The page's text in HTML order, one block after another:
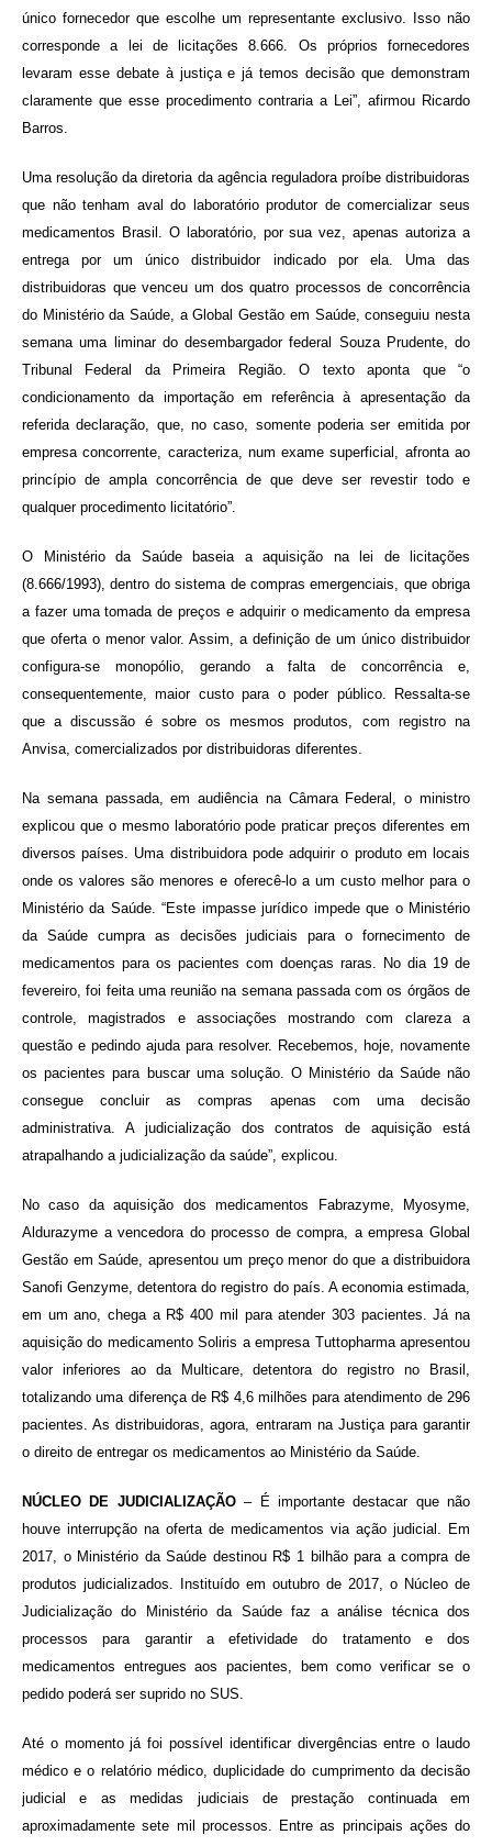
único fornecedor que escolhe um representante exclusivo. Isso não
corresponde a lei de licitações 8.666. Os próprios fornecedores
levaram esse debate à justiça e já temos decisão que demonstram
claramente que esse procedimento contraria a Lei”, afirmou Ricardo
Barros.
Uma resolução da diretoria da agência reguladora proíbe distribuidoras
que não tenham aval do laboratório produtor de comercializar seus
medicamentos Brasil. O laboratório, por sua vez, apenas autoriza a
entrega por um único distribuidor indicado por ela. Uma das
distribuidoras que venceu um dos quatro processos de concorrência
do Ministério da Saúde, a Global Gestão em Saúde, conseguiu nesta
semana uma liminar do desembargador federal Souza Prudente, do
Tribunal Federal da Primeira Região. O texto aponta que “o
condicionamento da importação em referência à apresentação da
referida declaração, que, no caso, somente poderia ser emitida por
empresa concorrente, caracteriza, num exame superficial, afronta ao
princípio de ampla concorrência de que deve ser revestir todo e
qualquer procedimento licitatório”.
O Ministério da Saúde baseia a aquisição na lei de licitações
(8.666/1993), dentro do sistema de compras emergenciais, que obriga
a fazer uma tomada de preços e adquirir o medicamento da empresa
que oferta o menor valor. Assim, a definição de um único distribuidor
configura-se monopólio, gerando a falta de concorrência e,
consequentemente, maior custo para o poder público. Ressalta-se
que a discussão é sobre os mesmos produtos, com registro na
Anvisa, comercializados por distribuidoras diferentes.
Na semana passada, em audiência na Câmara Federal, o ministro
explicou que o mesmo laboratório pode praticar preços diferentes em
diversos países. Uma distribuidora pode adquirir o produto em locais
onde os valores são menores e oferecê-lo a um custo melhor para o
Ministério da Saúde. “Este impasse jurídico impede que o Ministério
da Saúde cumpra as decisões judiciais para o fornecimento de
medicamentos para os pacientes com doenças raras. No dia 19 de
fevereiro, foi feita uma reunião na semana passada com os órgãos de
controle, magistrados e associações mostrando com clareza a
questão e pedindo ajuda para resolver. Recebemos, hoje, novamente
os pacientes para buscar uma solução. O Ministério da Saúde não
consegue concluir as compras apenas com uma decisão
administrativa. A judicialização dos contratos de aquisição está
atrapalhando a judicialização da saúde”, explicou.
No caso da aquisição dos medicamentos Fabrazyme, Myosyme,
Aldurazyme a vencedora do processo de compra, a empresa Global
Gestão em Saúde, apresentou um preço menor do que a distribuidora
Sanofi Genzyme, detentora do registro do país. A economia estimada,
em um ano, chega a R$ 400 mil para atender 303 pacientes. Já na
aquisição do medicamento Soliris a empresa Tuttopharma apresentou
valor inferiores ao da Multicare, detentora do registro no Brasil,
totalizando uma diferença de R$ 4,6 milhões para atendimento de 296
pacientes. As distribuidoras, agora, entraram na Justiça para garantir
o direito de entregar os medicamentos ao Ministério da Saúde.
NÚCLEO DE JUDICIALIZAÇÃO– É importante destacar que não
houve interrupção na oferta de medicamentos via ação judicial. Em
2017, o Ministério da Saúde destinou R$ 1 bilhão para a compra de
produtos judicializados. Instituído em outubro de 2017, o Núcleo de
Judicialização do Ministério da Saúde faz a análise técnica dos
processos para garantir a efetividade do tratamento e dos
medicamentos entregues aos pacientes, bem como verificar se o
pedido poderá ser suprido no SUS.
Até o momento já foi possível identificar divergências entre o laudo
médico e o relatório médico, duplicidade do cumprimento da decisão
judicial e as medidas judiciais de prestação continuada em
aproximadamente sete mil processos. Entre as principais ações do